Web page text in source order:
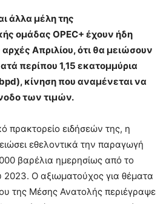
άλλα μέλη της
ομάδας OPEC+ έχουν ήδη
Απριλίου, ότι θα μειώσουν
περίπου 1,15 εκατομμύρια
κίνηση που αναμένεται να
των τιμών.
πρακτορείο ειδήσεών της, η
εθελοντικά την παραγωγή
βαρέλια ημερησίως από το
2023. Ο αξιωματούχος για θέματα
της Μέσης Ανατολής περιέγραψε